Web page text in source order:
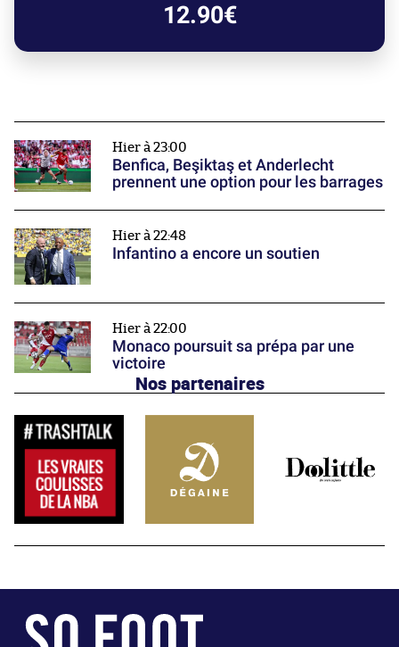
12.90€
Hier à 23:00
Benfica, Beşiktaş et Anderlecht
prennent une option pour les barrages
Hier à 22:48
Infantino a encore un soutien
Hier à 22:00
Monaco poursuit sa prépa par une
victoire
Nos partenaires